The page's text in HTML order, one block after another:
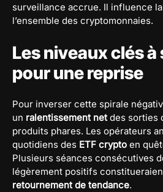
surveillance accrue. Il influence
l’ensemble des cryptomonnaies.
Les niveaux clés
pour une reprise
Pour inverser cette spirale
un ralentissement netdes sorties
produits phares. Les opérateurs
quotidiens des ETF crypto en
Plusieurs séances consécutives
légèrement positifs
retournement de tendance.